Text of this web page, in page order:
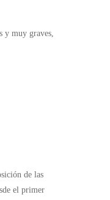
y muy graves,
de las
el primer